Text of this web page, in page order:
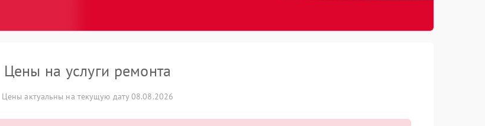
Цены на услуги ремонта
Цены актуальны на текущую дату 08.08.2026